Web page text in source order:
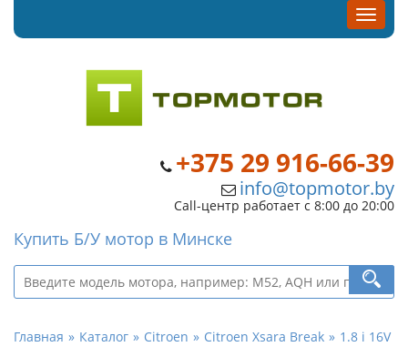
+375 29 916-66-39
info@topmotor.by
Call-центр работает с 8:00 до 20:00
Купить Б/У мотор в Минске
Главная Каталог Citroen Citroen Xsara Break 1.8 i 16V